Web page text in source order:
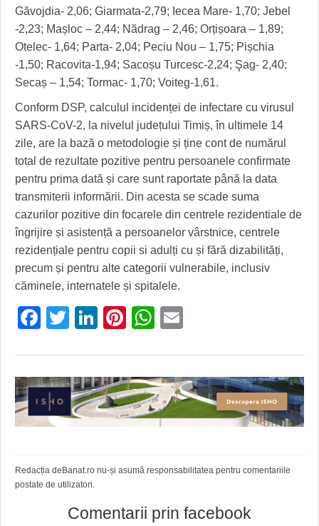
SFATURI JURIDICE
Găvojdia- 2,06; Giarmata-2,79; Iecea Mare- 1,70; Jebel
-2,23; Mașloc – 2,44; Nădrag – 2,46; Orțișoara – 1,89;
Otelec- 1,64; Parta- 2,04; Peciu Nou – 1,75; Pișchia
-1,50; Racovita-1,94; Sacoșu Turcesc-2,24; Şag- 2,40;
Secaș – 1,54; Tormac- 1,70; Voiteg-1,61.
Conform DSP, calculul incidenței de infectare cu virusul
SARS-CoV-2, la nivelul județului Timiș, în ultimele 14
zile, are la bază o metodologie și ține cont de numărul
total de rezultate pozitive pentru persoanele confirmate
pentru prima dată și care sunt raportate până la data
transmiterii informării. Din acesta se scade suma
cazurilor pozitive din focarele din centrele rezidentiale de
îngrijire și asistență a persoanelor vârstnice, centrele
rezidențiale pentru copii si adulți cu și fără dizabilități,
precum și pentru alte categorii vulnerabile, inclusiv
căminele, internatele și spitalele.
Facebook
Twitter
LinkedIn
Pinterest
WhatsApp
Redacția deBanat.ro nu-și asumă responsabilitatea pentru comentariile
postate de utilizatori.
Comentarii prin facebook